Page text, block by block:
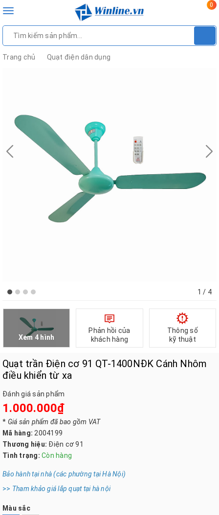
Toggle
0
Trang chủ Quạt điện dân dụng
1 / 4
Xem 4 hình
Phản hồi của
khách hàng
Thông số
kỹ thuật
Quạt trần Điện cơ 91 QT-1400NĐK Cánh Nhôm
điều khiển từ xa
Đánh giá sản phẩm
1.000.000₫
* Giá sản phẩm đã bao gồm VAT
Mã hàng: 2004199
Thương hiệu: Điện cơ 91
Tình trạng: Còn hàng
Bảo hành tại nhà (các phường tại Hà Nội)
>> Tham khảo giá lắp quạt tại hà nội
Màu sắc